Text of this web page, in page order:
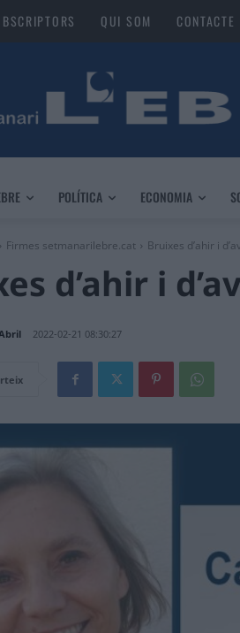
QUI SOM CONTACTE
POLÍTICA ECONOMIA
Firmes setmanarilebre.cat Bruixes d’ahir i
d’ahir i
2022-02-21 08:30:27